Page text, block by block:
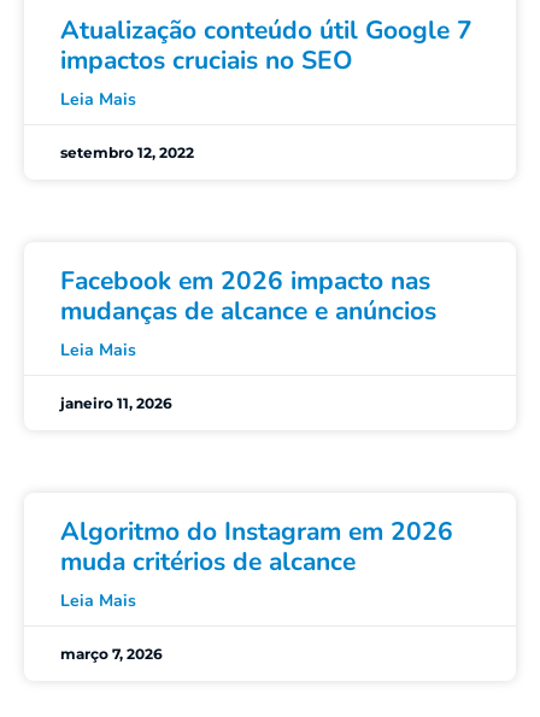
Atualização conteúdo útil Google 7
impactos cruciais no SEO
Leia Mais
setembro 12, 2022
Facebook em 2026 impacto nas
mudanças de alcance e anúncios
Leia Mais
janeiro 11, 2026
Algoritmo do Instagram em 2026
muda critérios de alcance
Leia Mais
março 7, 2026